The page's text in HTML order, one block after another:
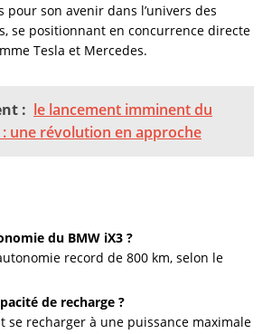
pour son avenir dans l’univers des
se positionnant en concurrence directe
Tesla et Mercedes.
: le lancement imminent du
une révolution en approche
du BMW iX3 ?
record de 800 km, selon le
de recharge ?
se recharger à une puissance maximale